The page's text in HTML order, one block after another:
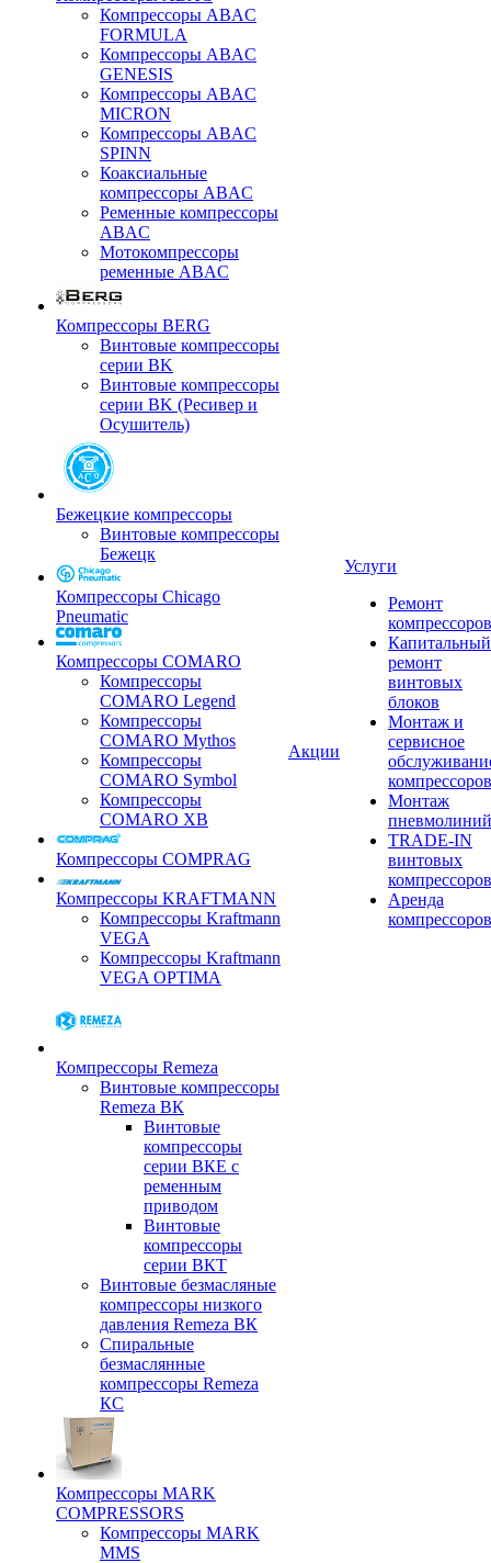
Компрессоры ABAC
FORMULA
Компрессоры ABAC
GENESIS
Компрессоры ABAC
MICRON
Компрессоры ABAC
SPINN
Коаксиальные
компрессоры ABAC
Ременные компрессоры
ABAC
Мотокомпрессоры
ременные ABAC
Компрессоры BERG
Винтовые компрессоры
серии BK
Винтовые компрессоры
серии BK (Ресивер и
Осушитель)
Бежецкие компрессоры
Винтовые компрессоры
Бежецк
Компрессоры Chicago
Pneumatic
Компрессоры COMARO
Компрессоры
COMARO Legend
Компрессоры
COMARO Mythos
Компрессоры
COMARO Symbol
Компрессоры
COMARO XB
Компрессоры COMPRAG
Компрессоры KRAFTMANN
Компрессоры Kraftmann
VEGA
Компрессоры Kraftmann
VEGA OPTIMA
Компрессоры Remeza
Винтовые компрессоры
Remeza ВК
Винтовые
компрессоры
серии ВКЕ с
ременным
приводом
Винтовые
компрессоры
серии ВКТ
Винтовые безмасляные
компрессоры низкого
давления Remeza ВК
Спиральные
безмаслянные
компрессоры Remeza
КС
Компрессоры MARK
COMPRESSORS
Компрессоры MARK
MMS
Акции
Услуги
Ремонт
компрессоров
Капитальный
ремонт
винтовых
блоков
Монтаж и
сервисное
компрессоров
Монтаж
пневмолиний
TRADE-IN
винтовых
компрессоров
Аренда
компрессоров